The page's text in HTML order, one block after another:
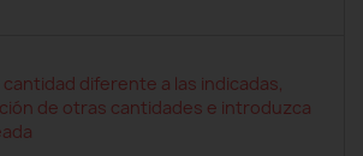
diferente a las indicadas,
de otras cantidades e introduzca